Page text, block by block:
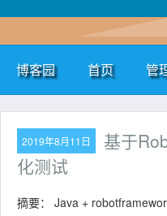
博客园 首页 管
2019年8月11日
基于
化测试
摘要： Java +